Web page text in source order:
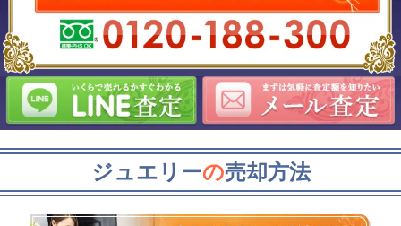
ジュエリーの売却方法